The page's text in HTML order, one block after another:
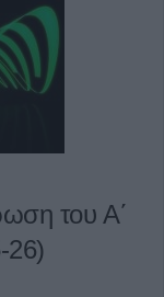
του Α΄
26)